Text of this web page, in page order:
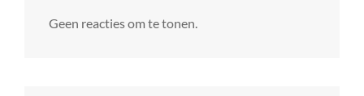
Geen reacties om te tonen.